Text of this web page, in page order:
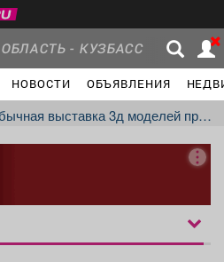
- КУЗБАСС
НОВОСТИ ОБЪЯВЛЕНИЯ
Новости
Услуги
выставка 3д моделей продолжит свою работу в Мысках